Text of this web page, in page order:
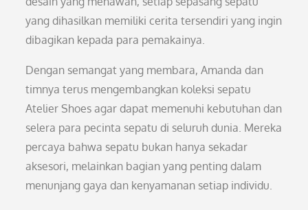
yang dihasilkan memiliki cerita tersendiri yang ingin
dibagikan kepada para pemakainya.
Dengan semangat yang membara, Amanda dan
timnya terus mengembangkan koleksi sepatu
Atelier Shoes agar dapat memenuhi kebutuhan dan
selera para pecinta sepatu di seluruh dunia. Mereka
percaya bahwa sepatu bukan hanya sekadar
aksesori, melainkan bagian yang penting dalam
menunjang gaya dan kenyamanan setiap individu.